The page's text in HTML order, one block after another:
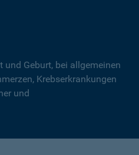
Geburt, bei allgemeinen
Krebserkrankungen
und